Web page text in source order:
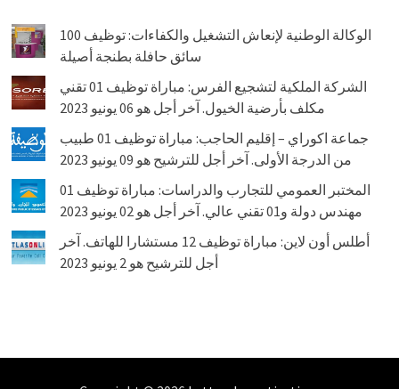
الوكالة الوطنية لإنعاش التشغيل والكفاءات: توظيف 100
سائق حافلة بطنجة أصيلة
الشركة الملكية لتشجيع الفرس: مباراة توظيف 01 تقني
مكلف بأرضية الخيول. آخر أجل هو 06 يونيو 2023
جماعة اكوراي – إقليم الحاجب: مباراة توظيف 01 طبيب
من الدرجة الأولى. آخر أجل للترشيح هو 09 يونيو 2023
المختبر العمومي للتجارب والدراسات: مباراة توظيف 01
مهندس دولة و01 تقني عالي. آخر أجل هو 02 يونيو 2023
أطلس أون لاين: مباراة توظيف 12 مستشارا للهاتف. آخر
أجل للترشيح هو 2 يونيو 2023